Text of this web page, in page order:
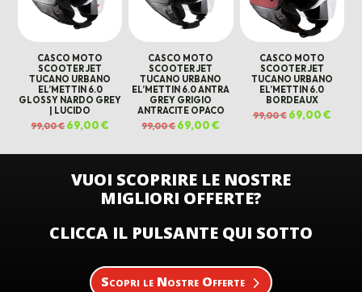
CASCO MOTO
SCOOTER JET
TUCANO URBANO
EL’METTIN 6.0
GLOSSY NARDO GREY
| LUCIDO
99,00€Il
prezzo
99,00 €.
69,00€
69,00 €.
CASCO MOTO
SCOOTER JET
TUCANO URBANO
EL’METTIN 6.0 ANTRA
GREY GRIGIO
ANTRACITE OPACO
99,00€Il
prezzo
99,00 €.
69,00€
69,00 €.
CASCO MOTO
SCOOTER JET
TUCANO URBANO
EL’METTIN 6.0
BORDEAUX
99,00€ Il
prezzo
69,00€Il
VUOI SCOPRIRE LE NOSTRE
MIGLIORI OFFERTE?
CLICCA IL PULSANTE QUI SOTTO
Scopri le Nostre Offerte